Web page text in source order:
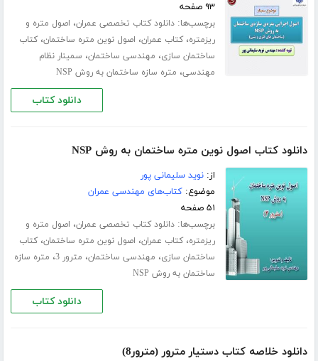
۹۳ صفحه
برچسب‌ها:دانلود کتاب تخصصی عمران، اصول متره و
ریزمتره،کتاب عمران، اصول نوین متره ساختمان،کتاب
ساختمان سازی، مهندسی ساختمان، سمینار نظام
مهندسی، متره سازه ساختمان به روش NSP
دانلود کتاب
دانلود کتاب اصول نوین متره ساختمان به روش NSP
از:نوید سلیمانی پور
موضوع:کتاب‌های مهندسی عمران
۵۱ صفحه
برچسب‌ها:دانلود کتاب تخصصی عمران، اصول متره و
ریزمتره،کتاب عمران، اصول نوین متره ساختمان،کتاب
ساختمان سازی، مهندسی ساختمان، مترور 3 ، متره سازه
ساختمان به روش NSP
دانلود کتاب
دانلود خلاصه کتاب دستیار مترور (مترور8)